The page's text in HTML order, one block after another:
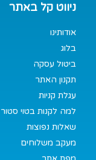
ניווט קל באתר
אודותינו
בלוג
ביטול עסקה
תקנון האתר
עגלת קניות
למה לקנות בטוי סטור
שאלות נפוצות
מעקב משלוחים